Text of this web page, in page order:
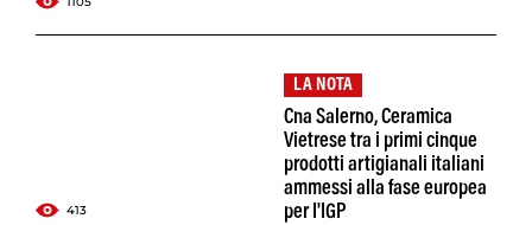
413
LA NOTA
Cna Salerno, Ceramica
Vietrese tra i primi cinque
prodotti artigianali italiani
ammessi alla fase europea
per I'IGP